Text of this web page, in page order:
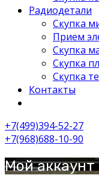
Радиодетали
Скупка
Прием
Скупка
Скупка
Скупка
Контакты
+7(499)394-52-27
+7(968)688-10-90
Мой аккаунт